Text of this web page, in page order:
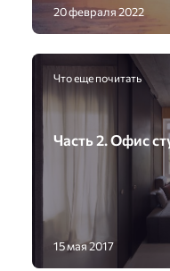
20 февраля 2022
Что еще почитать
Часть 2. Офис
15 мая 2017